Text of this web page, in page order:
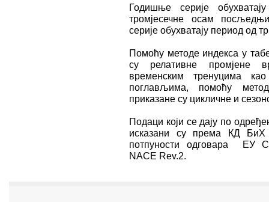
Годишње серије
тромјесечне осам
серије обухватају период од
Помоћу методе индекса у
су релативне промјене
временским тренуцима
поглављима, помоћу
приказане су цикличне и
Подаци који се дају по
исказани су према КД БиХ
потпуности одговара ЕУ
NACE Rev.2.